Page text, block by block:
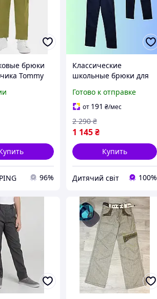
брюки
Tommy
Зеленые
96%
Классические
школьные брюки для
11-12-13 лет детские
подростковые
коттоновые штаны
клетка парню
Готово к отправке
от 191 ₴/мес
1 145 ₴
2 290 ₴
Купить
Дитячий світ 100%